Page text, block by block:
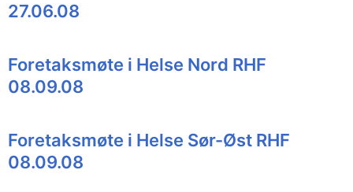
27.06.08
Foretaksmøte i Helse Nord RHF
08.09.08
Foretaksmøte i Helse Sør-Øst RHF
08.09.08